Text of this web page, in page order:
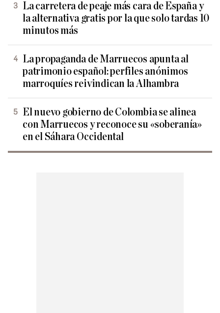
La carretera de peaje más cara de España y
la alternativa gratis por la que solo tardas 10
minutos más
La propaganda de Marruecos apunta al
patrimonio español: perfiles anónimos
marroquíes reivindican la Alhambra
El nuevo gobierno de Colombia se alinea
con Marruecos y reconoce su «soberanía»
en el Sáhara Occidental